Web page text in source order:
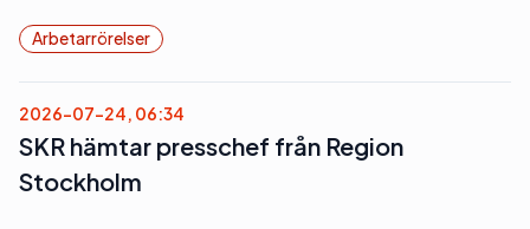
Arbetarrörelser
2026-07-24, 06:34
SKR hämtar presschef från Region
Stockholm